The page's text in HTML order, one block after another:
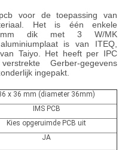
voor de toepassing van
Het is één enkele
dik met 3 W/MK
is van ITEQ,
Taiyo. Het heeft per IPC
Gerber-gegevens
ingepakt.
x 36 mm (diameter 36mm)
IMS PCB
Kies opgeruimde PCB uit
JA